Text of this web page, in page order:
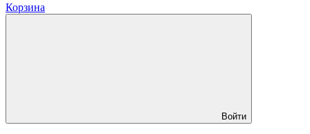
Корзина
Войти